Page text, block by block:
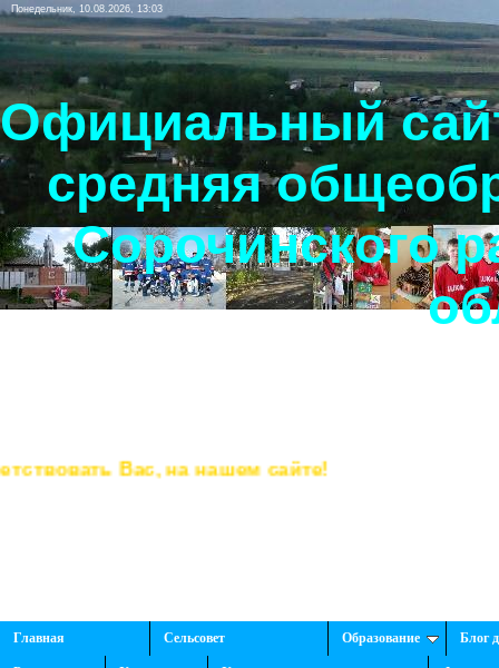
Понедельник, 10.08.2026, 13:03
Официальный
средняя
Сорочинского
Вас, на нашем сайте!
Главная Сельсовет Образование Блог